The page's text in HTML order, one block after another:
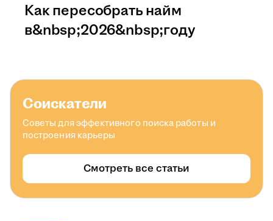
Как пересобрать найм
в&nbsp;2026&nbsp;году
Соискатели
Советы для эффективного поиска работы и
построения карьеры
Смотреть все статьи